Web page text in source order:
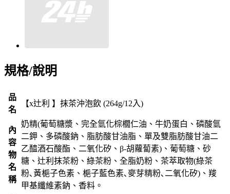
規格/說明
品
名
【x辻利 】抹茶沖泡飲 (264g/12入)
內
容
物
名
稱
奶精(葡萄糖漿、完全氫化棕櫚仁油、牛奶蛋白、磷酸氫
二鉀、多磷酸鈉、脂肪酸甘油脂、單及雙脂肪酸甘油二
乙醯酒石酸酯、二氧化矽、β-胡蘿蔔素)、葡萄糖、砂
糖、辻利抹茶粉、綠茶粉、全脂奶粉、茶萃取物(綠茶
粉､黃梔子色素、梔子藍色素､麥芽精粉､二氧化矽)、羧
甲基纖維素鈉、香料。